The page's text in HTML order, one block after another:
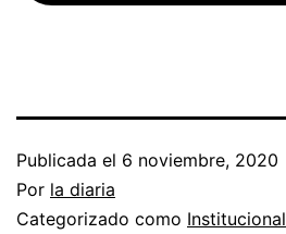
Publicada el 6 noviembre, 2020
Por la diaria
Categorizado como Institucional